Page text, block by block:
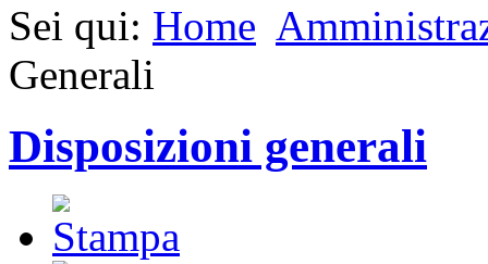
Sei qui: Home
Generali
Disposizioni generali